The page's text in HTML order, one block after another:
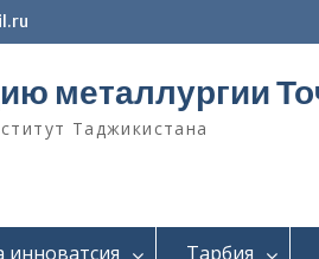
металлургии
Таджикистана
инноватсия Тарбия